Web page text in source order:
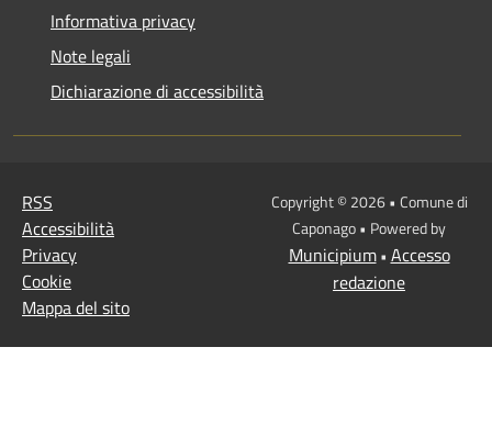
Informativa privacy
Note legali
Dichiarazione di accessibilità
RSS
Accessibilità
Privacy
Cookie
Mappa del sito
Copyright © 2026 • Comune di
Caponago • Powered by
Municipium• Accesso
redazione